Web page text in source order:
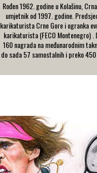
Rođen 1962. godine u Kolašinu,
umjetnik od 1997. godine.
karikaturista Crne Gore i ogranka
karikaturista (FECO Montenegro) .
160 nagrada na međunarodnim
do sada 57 samostalnih i preko